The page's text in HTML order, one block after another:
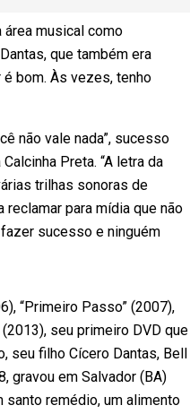
área musical como
que também era
bom. Às vezes, tenho
não vale nada”, sucesso
Preta. “A letra da
trilhas sonoras de
para mídia que não
sucesso e ninguém
“Primeiro Passo” (2007),
seu primeiro DVD que
seu filho Cícero Dantas, Bell
gravou em Salvador (BA)
santo remédio, um alimento